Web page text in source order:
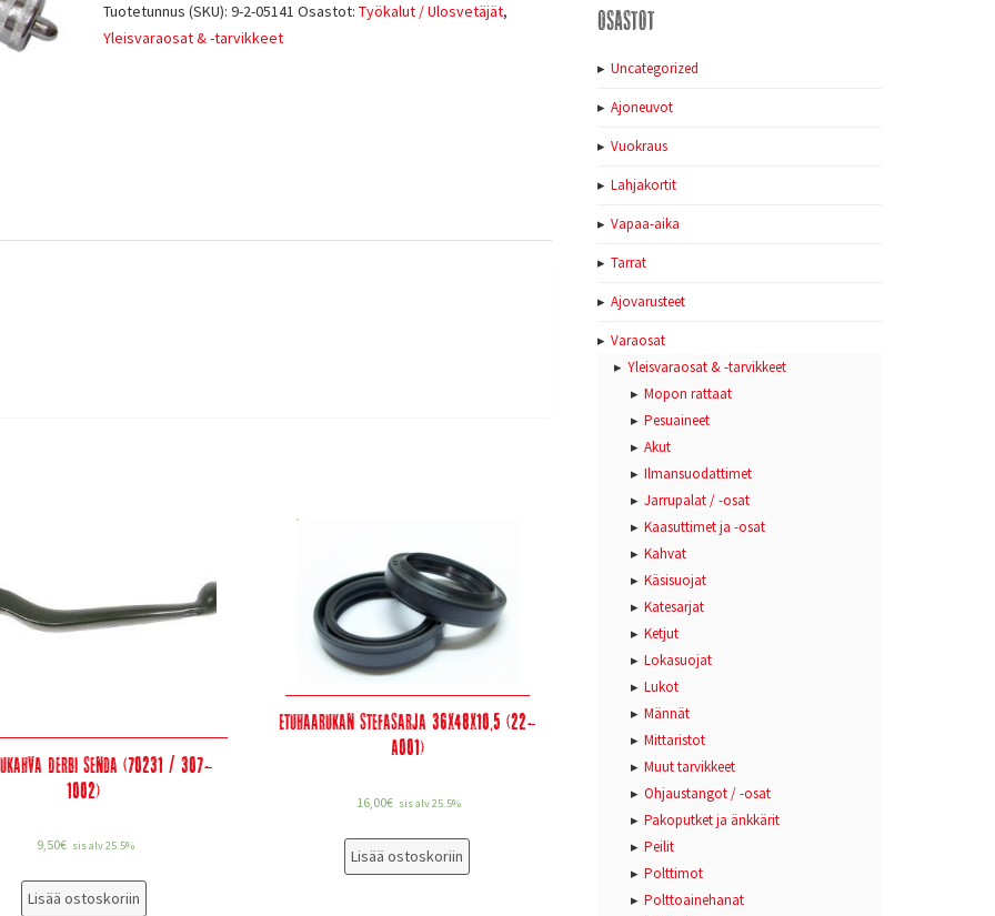
Tuotetunnus (SKU): 9-2-05141 Osastot: Työkalut / Ulosvetäjät,
Yleisvaraosat & -tarvikkeet
Derbi Senda (70231 / 307-
1002)
9,50€ sis alv 25.5%
Lisää ostoskoriin
Etuhaarukan stefasarja 36x48x10,5 (22-
A001)
16,00€ sis alv 25.5%
Lisää ostoskoriin
Osastot
Uncategorized
Ajoneuvot
Vuokraus
Lahjakortit
Vapaa-aika
Tarrat
Ajovarusteet
Varaosat
Yleisvaraosat & -tarvikkeet
Mopon rattaat
Pesuaineet
Akut
Ilmansuodattimet
Jarrupalat / -osat
Kaasuttimet ja -osat
Kahvat
Käsisuojat
Katesarjat
Ketjut
Lokasuojat
Lukot
Männät
Mittaristot
Muut tarvikkeet
Ohjaustangot / -osat
Pakoputket ja änkkärit
Peilit
Polttimot
Polttoainehanat